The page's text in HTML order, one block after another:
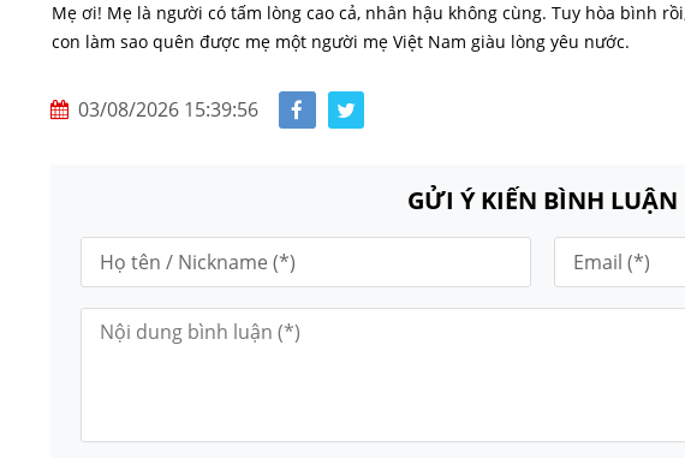
Mẹ ơi! Mẹ là người có tấm lòng cao cả, nhân hậu không cùng. Tuy hòa bình
con làm sao quên được mẹ một người mẹ Việt Nam giàu lòng yêu nước.
03/08/2026 15:39:56
GỬI Ý KIẾN BÌNH LUẬN